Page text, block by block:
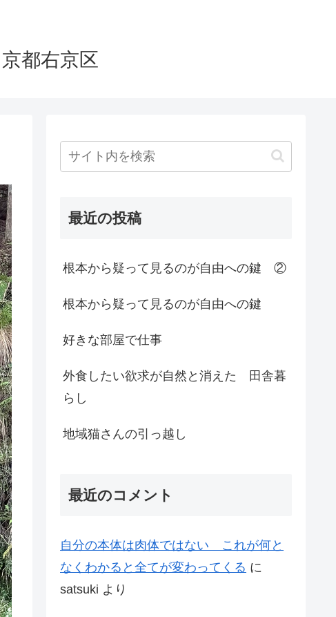
都右京区
最近の投稿
根本から疑って見るのが自由への鍵 ②
根本から疑って見るのが自由への鍵
好きな部屋で仕事
外食したい欲求が自然と消えた 田舎暮
らし
地域猫さんの引っ越し
最近のコメント
自分の本体は肉体ではない これが何と
なくわかると全てが変わってくる に
satsuki より